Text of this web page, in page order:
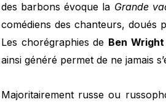
des barbons évoque la Grande
comédiens des chanteurs, doués
Les chorégraphies de Ben Wright
ainsi généré permet de ne jamais
Majoritairement russe ou